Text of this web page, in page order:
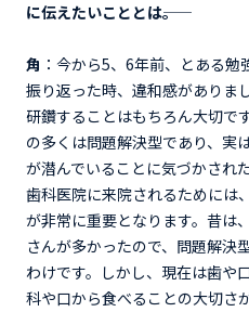
に伝えたいこととは――。
角 ：今から5、6年前、とある
振り返った時、違和感がありま
研鑽することはもちろん大切で
の多くは問題解決型であり、実
が潜んでいることに気づかされ
歯科医院に来院されるためには
が非常に重要となります。昔は
さんが多かったので、問題解決
わけです。しかし、現在は歯や
科や口から食べることの大切さ